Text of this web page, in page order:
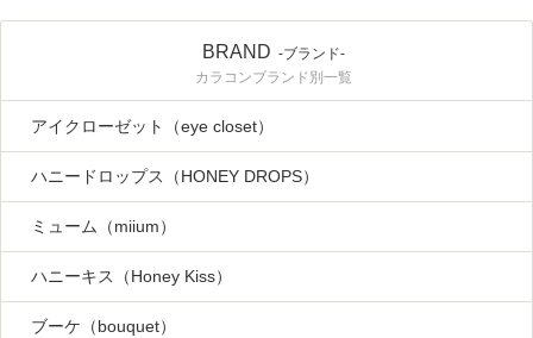
BRAND -ブランド-
カラコンブランド別一覧
アイクローゼット（eye closet）
ハニードロップス（HONEY DROPS）
ミューム（miium）
ハニーキス（Honey Kiss）
ブーケ（bouquet）